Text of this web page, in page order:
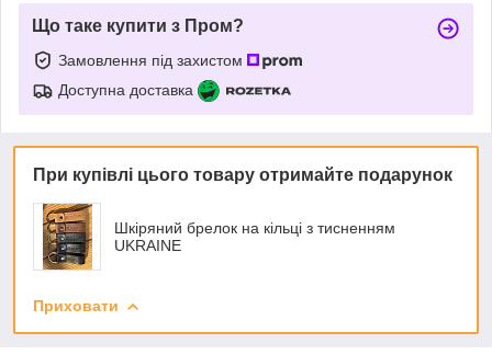
Що таке купити з Пром?
Замовлення під захистом
Доступна доставка
При купівлі цього товару отримайте подарунок
Шкіряний брелок на кільці з тисненням
UKRAINE
Приховати